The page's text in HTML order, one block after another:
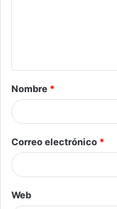
Nombre *
Correo electrónico *
Web